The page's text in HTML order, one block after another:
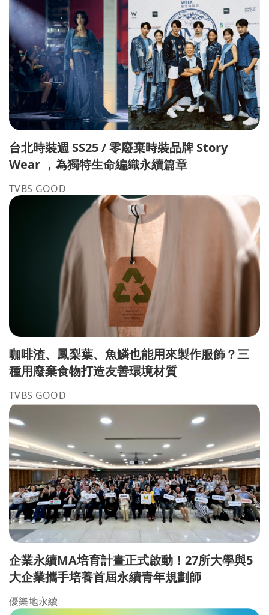
台北時裝週 SS25 / 零廢棄時裝品牌 Story
Wear ，為獨特生命編織永續篇章
TVBS GOOD
咖啡渣、鳳梨葉、魚鱗也能用來製作服飾？三
種用廢棄食物打造友善環境材質
TVBS GOOD
企業永續MA培育計畫正式啟動！27所大學與5
大企業攜手培養首屆永續青年規劃師
優樂地永續